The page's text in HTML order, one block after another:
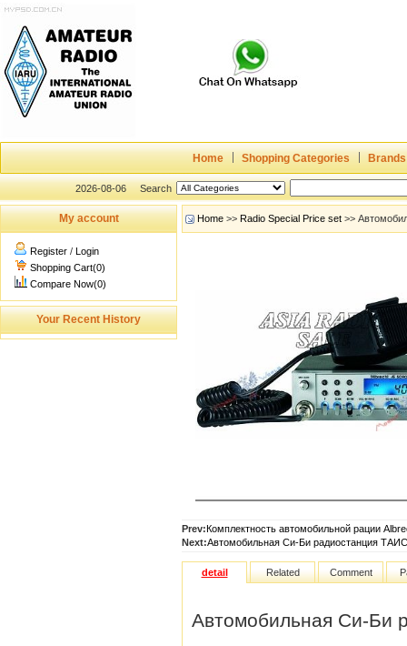
Home Shopping Categories Brands
2026-08-06 Search
My account
Register / Login
Shopping Cart(0)
Compare Now(0)
Your Recent History
Home >> Radio Special Price set >>
Prev:Комплектность автомобильной рации
Next:Автомобильная Си-Би радиостанция
detail Related Comment
Автомобильная Си-Би